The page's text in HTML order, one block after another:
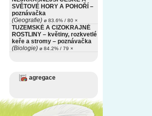
SVĚTOVÉ HORY A POHOŘÍ –
poznávačka
(Geografie) ø 83.6% / 80 ×
TUZEMSKÉ A CIZOKRAJNÉ
ROSTLINY – květiny, rozkvetlé
keře a stromy – poznávačka
(Biologie) ø 84.2% / 79 ×
agregace